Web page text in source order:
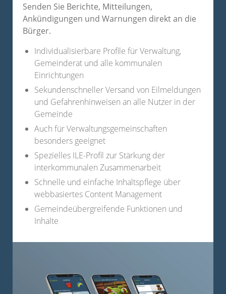
Senden Sie Berichte, Mitteilungen,
Ankündigungen und Warnungen direkt an die
Bürger.
Individualisierbare Profile für Verwaltung,
Gemeinderat und alle kommunalen
Einrichtungen
Sekundenschneller Versand von Eilmeldungen
und Gefahrenhinweisen an alle Nutzer in der
Gemeinde
Auch für Verwaltungsgemeinschaften
besonders geeignet
Spezielles ILE-Profil zur Stärkung der
interkommunalen Zusammenarbeit
Schnelle und einfache Inhaltspflege über
webbasiertes Content Management
Gemeindeübergreifende Funktionen und
Inhalte